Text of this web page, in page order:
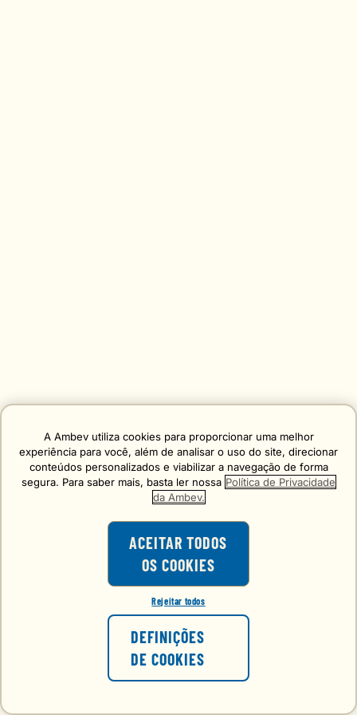
A Ambev utiliza cookies para proporcionar uma melhor
experiência para você, além de analisar o uso do site, direcionar
conteúdos personalizados e viabilizar a navegação de forma
segura. Para saber mais, basta ler nossa Política de Privacidade
da Ambev.
ACEITAR TODOS
OS COOKIES
Rejeitar todos
DEFINIÇÕES
DE COOKIES